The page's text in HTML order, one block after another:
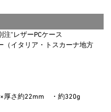
注"レザーPCケース
（イタリア・トスカーナ地方
厚さ約22mm ・約320g